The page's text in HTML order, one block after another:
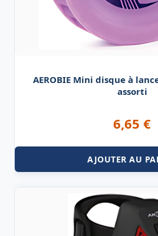
AEROBIE Mini disque à
assorti
6,65 €
AJOUTER AU